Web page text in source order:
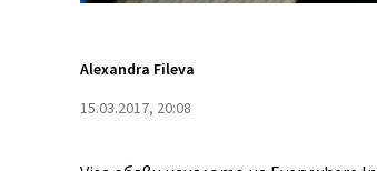
Alexandra Fileva
15.03.2017, 20:08